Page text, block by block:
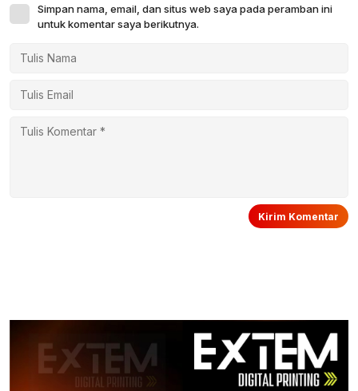
Simpan nama, email, dan situs web saya pada peramban ini
untuk komentar saya berikutnya.